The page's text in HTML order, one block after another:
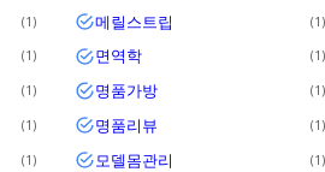
1 메릴스트립 1
1 면역학 1
1 명품가방 1
1 명품리뷰 1
1 모델몸관리 1